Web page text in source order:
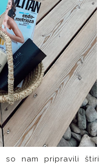
so nam pripravili štiri